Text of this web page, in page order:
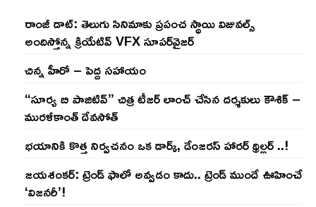
రాంజీ డాట్: తెలుగు సినిమాకు ప్రపంచ స్థాయి విజువల్స్
అందిస్తోన్న క్రియేటివ్ VFX సూపర్‌వైజర్
చిన్న హీరో – పెద్ద సహాయం
“సూర్య బి పాజిటివ్” చిత్ర టీజర్ లాంచ్ చేసిన‌ దర్శకులు కౌశిక్ –
మురళీకాంత్ దేవసోత్
భయానికి కొత్త నిర్వచనం ఒక డార్క్, డేంజరస్ హారర్ థ్రిల్లర్ ..!
జయశంకర్: ట్రెండ్‌ ఫాలో అవ్వడం కాదు.. ట్రెండ్‌ ముందే ఊహించే
‘విజనరీ’!